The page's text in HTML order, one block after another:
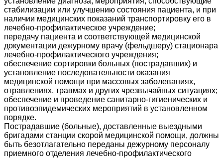
стабилизации или улучшению состояния пациента, и при
наличии медицинских показаний транспортировку его в
лечебно-профилактическое учреждение;
передачу пациента и соответствующей медицинской
документации дежурному врачу (фельдшеру) стационара
лечебно-профилактического учреждения;
обеспечение сортировки больных (пострадавших) и
установление последовательности оказания
медицинской помощи при массовых заболеваниях,
отравлениях, травмах и других чрезвычайных ситуациях;
обеспечение и проведение санитарно-гигиенических и
противоэпидемических мероприятий в установленном
порядке.
Пострадавшие (больные), доставленные выездными
бригадами станции скорой медицинской помощи, должны
быть безотлагательно переданы дежурному персоналу
приемного отделения лечебно-профилактического